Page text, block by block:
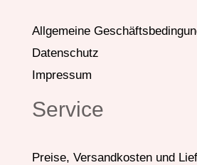
Allgemeine
Datenschutz
Impressum
Service
Preise, Versandkosten und